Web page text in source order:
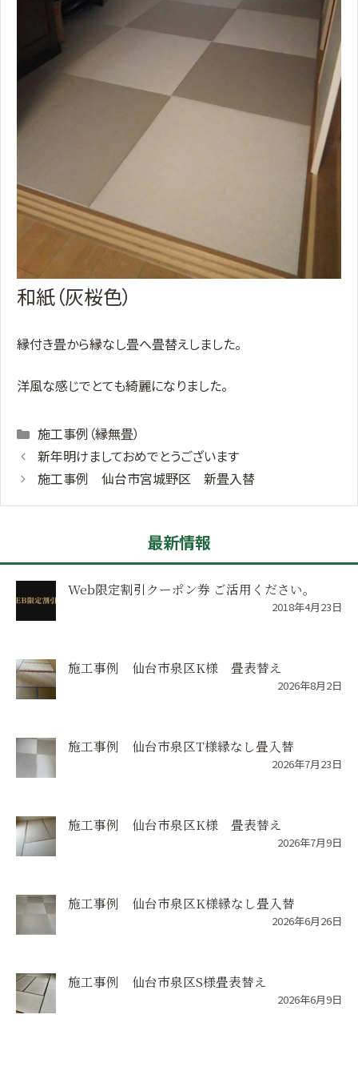
和紙（灰桜色）
縁付き畳から縁なし畳へ畳替えしました。
洋風な感じでとても綺麗になりました。
Categories
施工事例（縁無畳）
新年明けましておめでとうございます
施工事例 仙台市宮城野区 新畳入替
最新情報
Web限定割引クーポン券 ご活用ください。
2018年4月23日
施工事例 仙台市泉区K様 畳表替え
2026年8月2日
施工事例 仙台市泉区T様縁なし畳入替
2026年7月23日
施工事例 仙台市泉区K様 畳表替え
2026年7月9日
施工事例 仙台市泉区K様縁なし畳入替
2026年6月26日
施工事例 仙台市泉区S様畳表替え
2026年6月9日